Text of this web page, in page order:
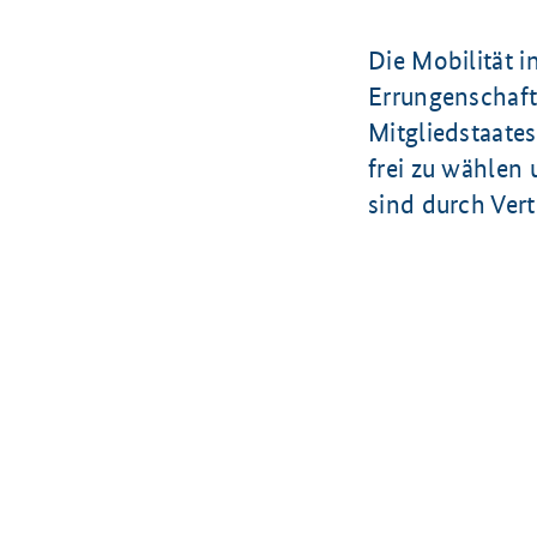
Die Mobilität
frei zu wählen
sind durch